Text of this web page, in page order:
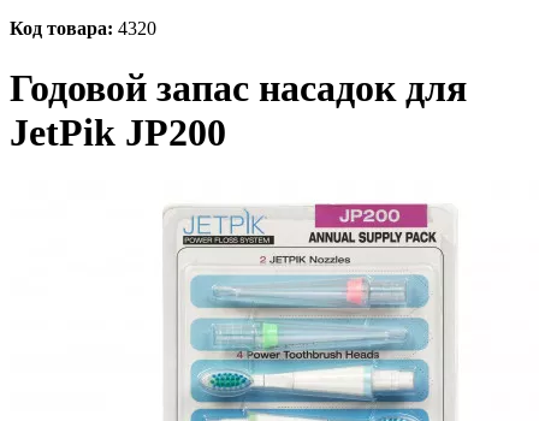
Код товара: 4320
Годовой запас насадок для
JetPik JP200